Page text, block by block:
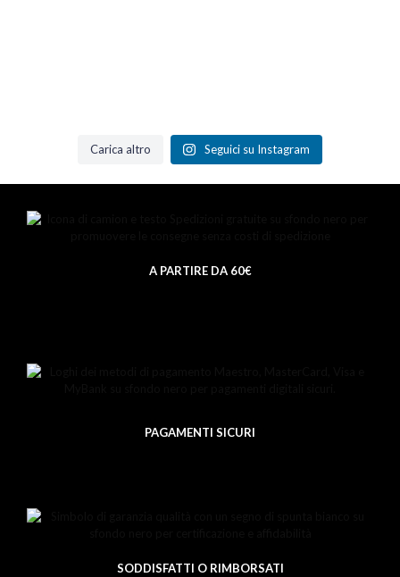
Carica altro Seguici su Instagram
A PARTIRE DA 60€
PAGAMENTI SICURI
SODDISFATTI O RIMBORSATI